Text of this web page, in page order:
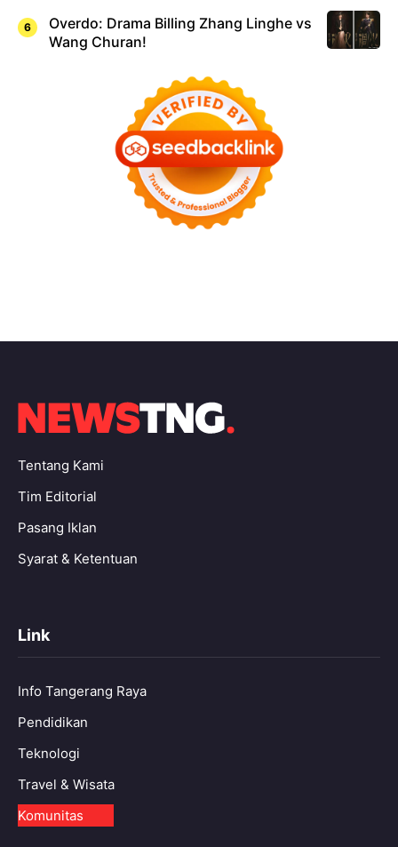
Overdo: Drama Billing Zhang Linghe vs
Wang Churan!
Tentang Kami
Tim Editorial
Pasang Iklan
Syarat & Ketentuan
Link
Info Tangerang Raya
Pendidikan
Teknologi
Travel & Wisata
Komunitas